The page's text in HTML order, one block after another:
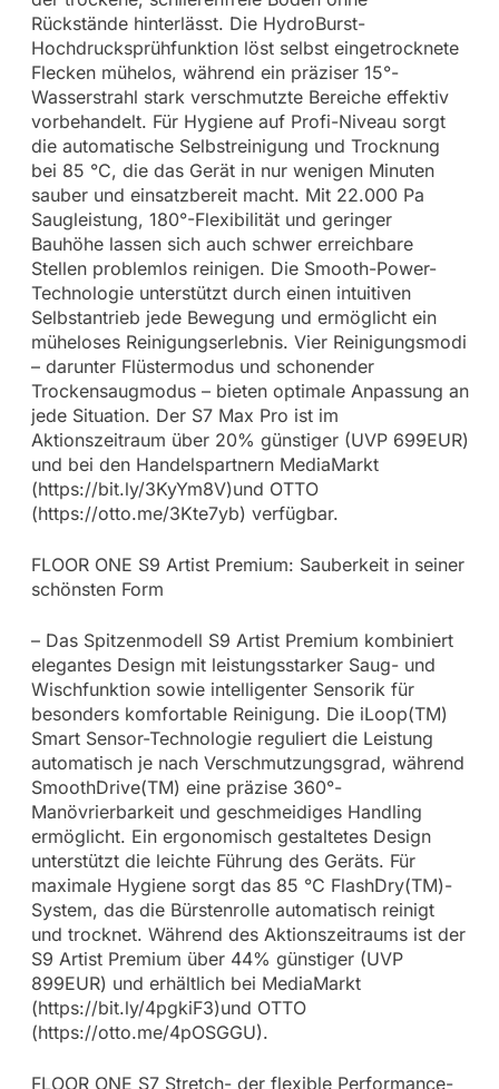
Rückstände hinterlässt. Die HydroBurst-
Hochdrucksprühfunktion löst selbst eingetrocknete
Flecken mühelos, während ein präziser 15°-
Wasserstrahl stark verschmutzte Bereiche effektiv
vorbehandelt. Für Hygiene auf Profi-Niveau sorgt
die automatische Selbstreinigung und Trocknung
bei 85 °C, die das Gerät in nur wenigen Minuten
sauber und einsatzbereit macht. Mit 22.000 Pa
Saugleistung, 180°-Flexibilität und geringer
Bauhöhe lassen sich auch schwer erreichbare
Stellen problemlos reinigen. Die Smooth-Power-
Technologie unterstützt durch einen intuitiven
Selbstantrieb jede Bewegung und ermöglicht ein
müheloses Reinigungserlebnis. Vier Reinigungsmodi
– darunter Flüstermodus und schonender
Trockensaugmodus – bieten optimale Anpassung an
jede Situation. Der S7 Max Pro ist im
Aktionszeitraum über 20% günstiger (UVP 699EUR)
und bei den Handelspartnern MediaMarkt
(https://bit.ly/3KyYm8V)und OTTO
(https://otto.me/3Kte7yb) verfügbar.
FLOOR ONE S9 Artist Premium: Sauberkeit in seiner
schönsten Form
– Das Spitzenmodell S9 Artist Premium kombiniert
elegantes Design mit leistungsstarker Saug- und
Wischfunktion sowie intelligenter Sensorik für
besonders komfortable Reinigung. Die iLoop(TM)
Smart Sensor-Technologie reguliert die Leistung
automatisch je nach Verschmutzungsgrad, während
SmoothDrive(TM) eine präzise 360°-
Manövrierbarkeit und geschmeidiges Handling
ermöglicht. Ein ergonomisch gestaltetes Design
unterstützt die leichte Führung des Geräts. Für
maximale Hygiene sorgt das 85 °C FlashDry(TM)-
System, das die Bürstenrolle automatisch reinigt
und trocknet. Während des Aktionszeitraums ist der
S9 Artist Premium über 44% günstiger (UVP
899EUR) und erhältlich bei MediaMarkt
(https://bit.ly/4pgkiF3)und OTTO
(https://otto.me/4pOSGGU).
FLOOR ONE S7 Stretch- der flexible Performance-